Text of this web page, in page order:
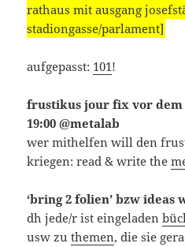
rathaus mit ausgang
stadiongasse/parlament]
aufgepasst: 101!
frustikus jour fix vor dem
19:00 @metalab
wer mithelfen will den
kriegen: read & write the
‘bring 2 folien’ bzw ideas
dh jede/r ist eingeladen
usw zuthemen, die sie